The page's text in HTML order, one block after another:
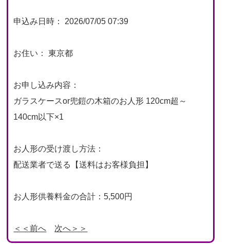
申込み日時： 2026/07/05 07:39
お住い： 東京都
お申し込み内容：
ガラスケースor兜鎧の木箱のお人形 120cm超～
140cm以下×1
お人形の受け渡し方法：
配送業者で送る【送料はお客様負担】
お人形供養料金の合計：5,500円
＜＜前へ 次へ＞＞